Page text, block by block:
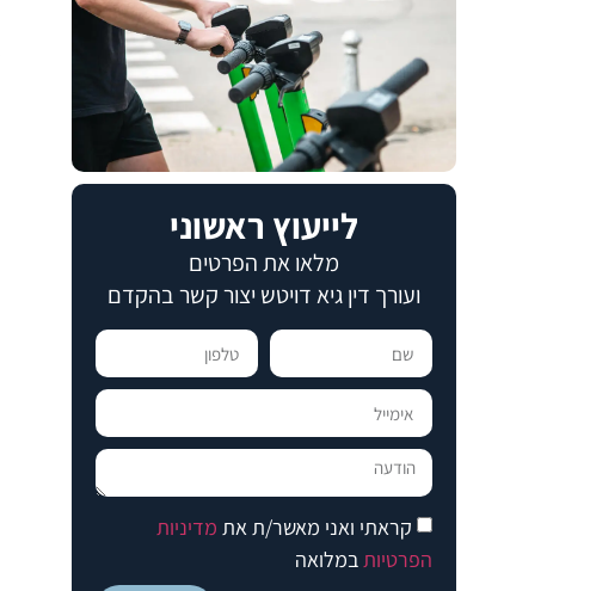
לייעוץ ראשוני
מלאו את הפרטים
ועורך דין גיא דויטש יצור קשר בהקדם​​
קראתי ואני מאשר/ת את מדיניות
הפרטיותבמלואה